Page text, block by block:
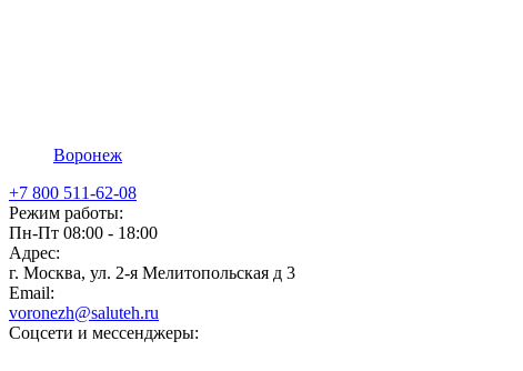
Воронеж
+7 800 511-62-08
Режим работы:
Пн-Пт 08:00 - 18:00
Адрес:
г. Москва, ул. 2-я Мелитопольская д 3
Email:
voronezh@saluteh.ru
Соцсети и мессенджеры: